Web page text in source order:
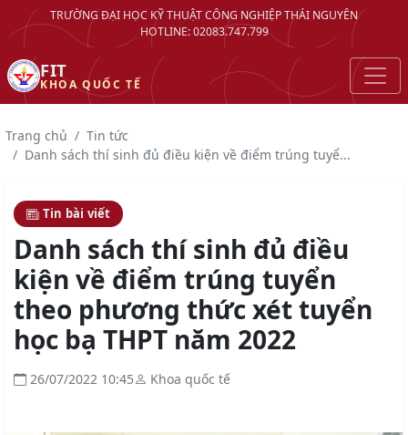
TRƯỜNG ĐẠI HỌC KỸ THUẬT CÔNG NGHIỆP THÁI NGUYÊN
HOTLINE: 02083.747.799
FIT
KHOA QUỐC TẾ
Trang chủ
Tin tức
Danh sách thí sinh đủ điều kiện về điểm trúng tuyể...
Tin bài viết
Danh sách thí sinh đủ điều
kiện về điểm trúng tuyển
theo phương thức xét tuyển
học bạ THPT năm 2022
26/07/2022 10:45 Khoa quốc tế